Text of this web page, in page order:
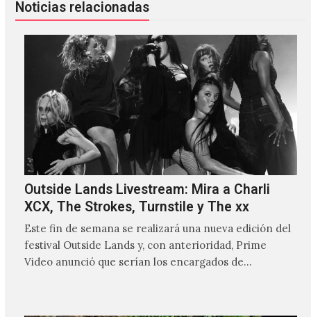
Noticias relacionadas
Outside Lands Livestream: Mira a Charli
XCX, The Strokes, Turnstile y The xx
Este fin de semana se realizará una nueva edición del
festival Outside Lands y, con anterioridad, Prime
Video anunció que serían los encargados de